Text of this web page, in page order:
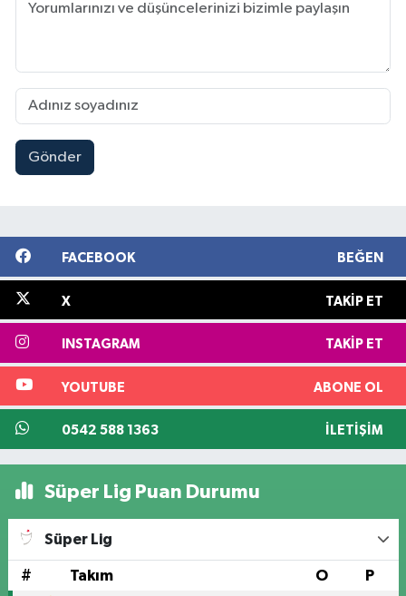
Gönder
FACEBOOK BEĞEN
X TAKIP ET
INSTAGRAM TAKIP ET
YOUTUBE ABONE OL
0542 588 1363 İLETIŞIM
Süper Lig Puan Durumu
Süper Lig
# Takım O P